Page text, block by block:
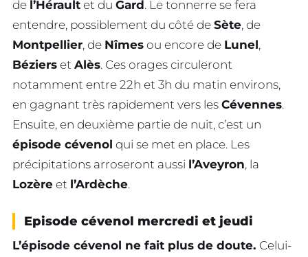
de l’Hérault et du Gard. Le tonnerre se fera
entendre, possiblement du côté de Sète, de
Montpellier, de Nîmes ou encore de Lunel,
Béziers et Alès. Ces orages circuleront
notamment entre 22h et 3h du matin environs,
en gagnant très rapidement vers les Cévennes.
Ensuite, en deuxième partie de nuit, c’est un
épisode cévenol qui se met en place. Les
précipitations arroseront aussi l’Aveyron, la
Lozère et l’Ardèche.
Episode cévenol mercredi et jeudi
L’épisode cévenol ne fait plus de doute. Celui-